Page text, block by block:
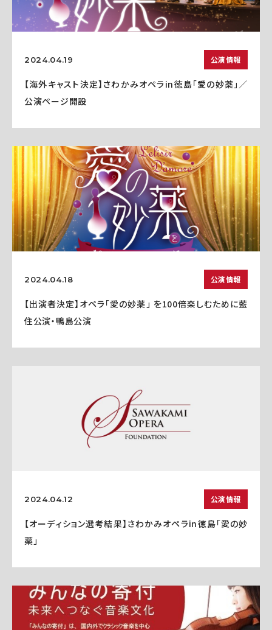
2024.04.19 公演情報
【海外キャスト決定】さわかみオペラin徳島「愛の妙薬」／
公演ページ開設
2024.04.18 公演情報
【出演者決定】オペラ「愛の妙薬」 を100倍楽しむために藍
住公演・鴨島公演
2024.04.12 公演情報
【オーディション選考結果】さわかみオペラin徳島「愛の妙
薬」